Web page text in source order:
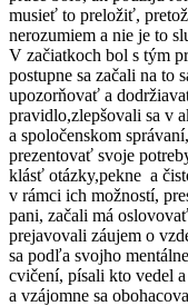
musieť to preložiť,
nerozumiem a nie je to
V začiatkoch bol s tým
postupne sa začali na to
upozorňovať a
pravidlo,zlepšovali sa v
a spoločenskom
prezentovať svoje
klásť otázky,pekne a
v rámci ich možností,
pani, začali má
prejavovali záujem o
sa podľa svojho
cvičení, písali kto vedel
a vzájomne sa